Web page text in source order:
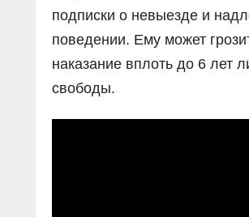
подписки о невыезде и
поведении. Ему может
наказание вплоть до 6 лет
свободы.